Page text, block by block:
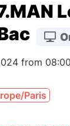
from
Paris